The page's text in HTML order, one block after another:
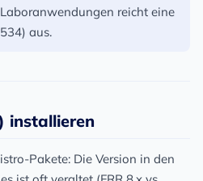
reicht eine
aus.
installieren
Pakete: Die Version in den